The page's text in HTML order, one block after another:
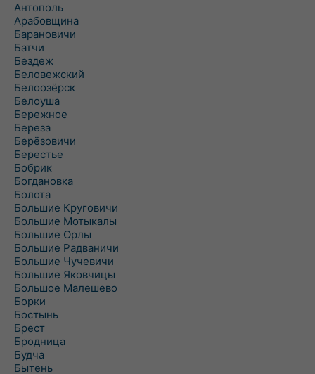
Антополь
Арабовщина
Барановичи
Батчи
Бездеж
Беловежский
Белоозёрск
Белоуша
Бережное
Береза
Берёзовичи
Берестье
Бобрик
Богдановка
Болота
Большие Круговичи
Большие Мотыкалы
Большие Орлы
Большие Радваничи
Большие Чучевичи
Большие Яковчицы
Большое Малешево
Борки
Бостынь
Брест
Бродница
Будча
Бытень